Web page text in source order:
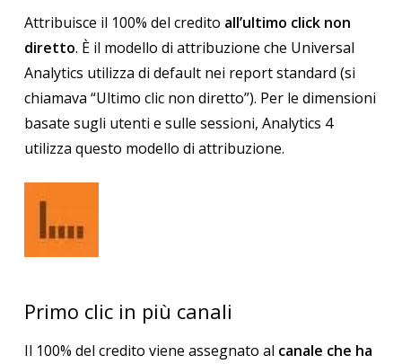
Attribuisce il 100% del credito all’ultimo click non
diretto. È il modello di attribuzione che Universal
Analytics utilizza di default nei report standard (si
chiamava “Ultimo clic non diretto”). Per le dimensioni
basate sugli utenti e sulle sessioni, Analytics 4
utilizza questo modello di attribuzione.
Primo clic in più canali
Il 100% del credito viene assegnato al canale che ha